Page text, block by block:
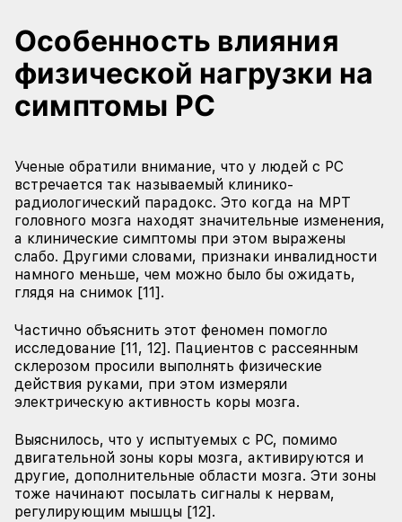
Особенность влияния
физической нагрузки на
симптомы РС
Ученые обратили внимание, что у людей с РС
встречается так называемый клинико-
радиологический парадокс. Это когда на МРТ
головного мозга находят значительные изменения,
а клинические симптомы при этом выражены
слабо. Другими словами, признаки инвалидности
намного меньше, чем можно было бы ожидать,
глядя на снимок [11].
Частично объяснить этот феномен помогло
исследование [11, 12]. Пациентов с рассеянным
склерозом просили выполнять физические
действия руками, при этом измеряли
электрическую активность коры мозга.
Выяснилось, что у испытуемых с РС, помимо
двигательной зоны коры мозга, активируются и
другие, дополнительные области мозга. Эти зоны
тоже начинают посылать сигналы к нервам,
регулирующим мышцы [12].